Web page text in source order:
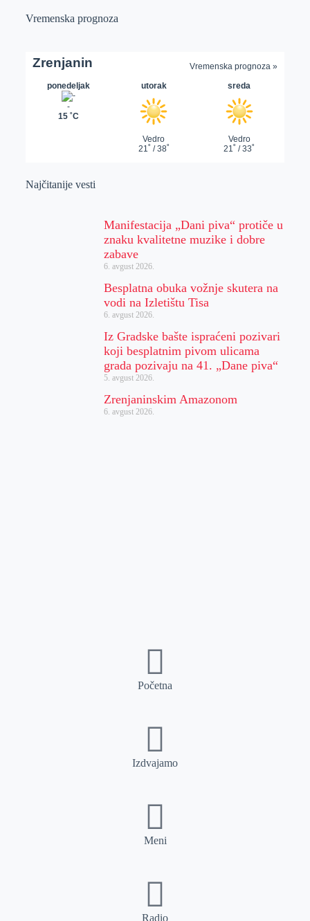
Vremenska prognoza
Najčitanije vesti
Manifestacija „Dani piva“ protiče u
znaku kvalitetne muzike i dobre
zabave
6. avgust 2026.
Besplatna obuka vožnje skutera na
vodi na Izletištu Tisa
6. avgust 2026.
Iz Gradske bašte ispraćeni pozivari
koji besplatnim pivom ulicama
grada pozivaju na 41. „Dane piva“
5. avgust 2026.
Zrenjaninskim Amazonom
6. avgust 2026.
Početna
Izdvajamo
Meni
Radio